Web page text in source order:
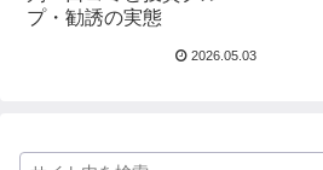
プ・勧誘の実態
2026.05.03